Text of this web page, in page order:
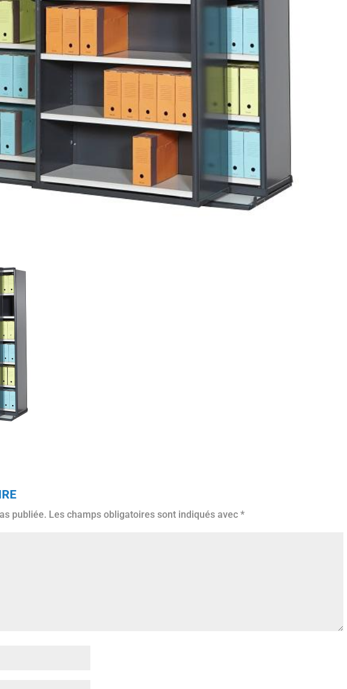
publiée. Les champs obligatoires sont indiqués avec*